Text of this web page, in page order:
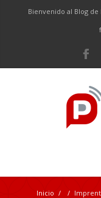
Bienvenido al Blog
Inicio / /